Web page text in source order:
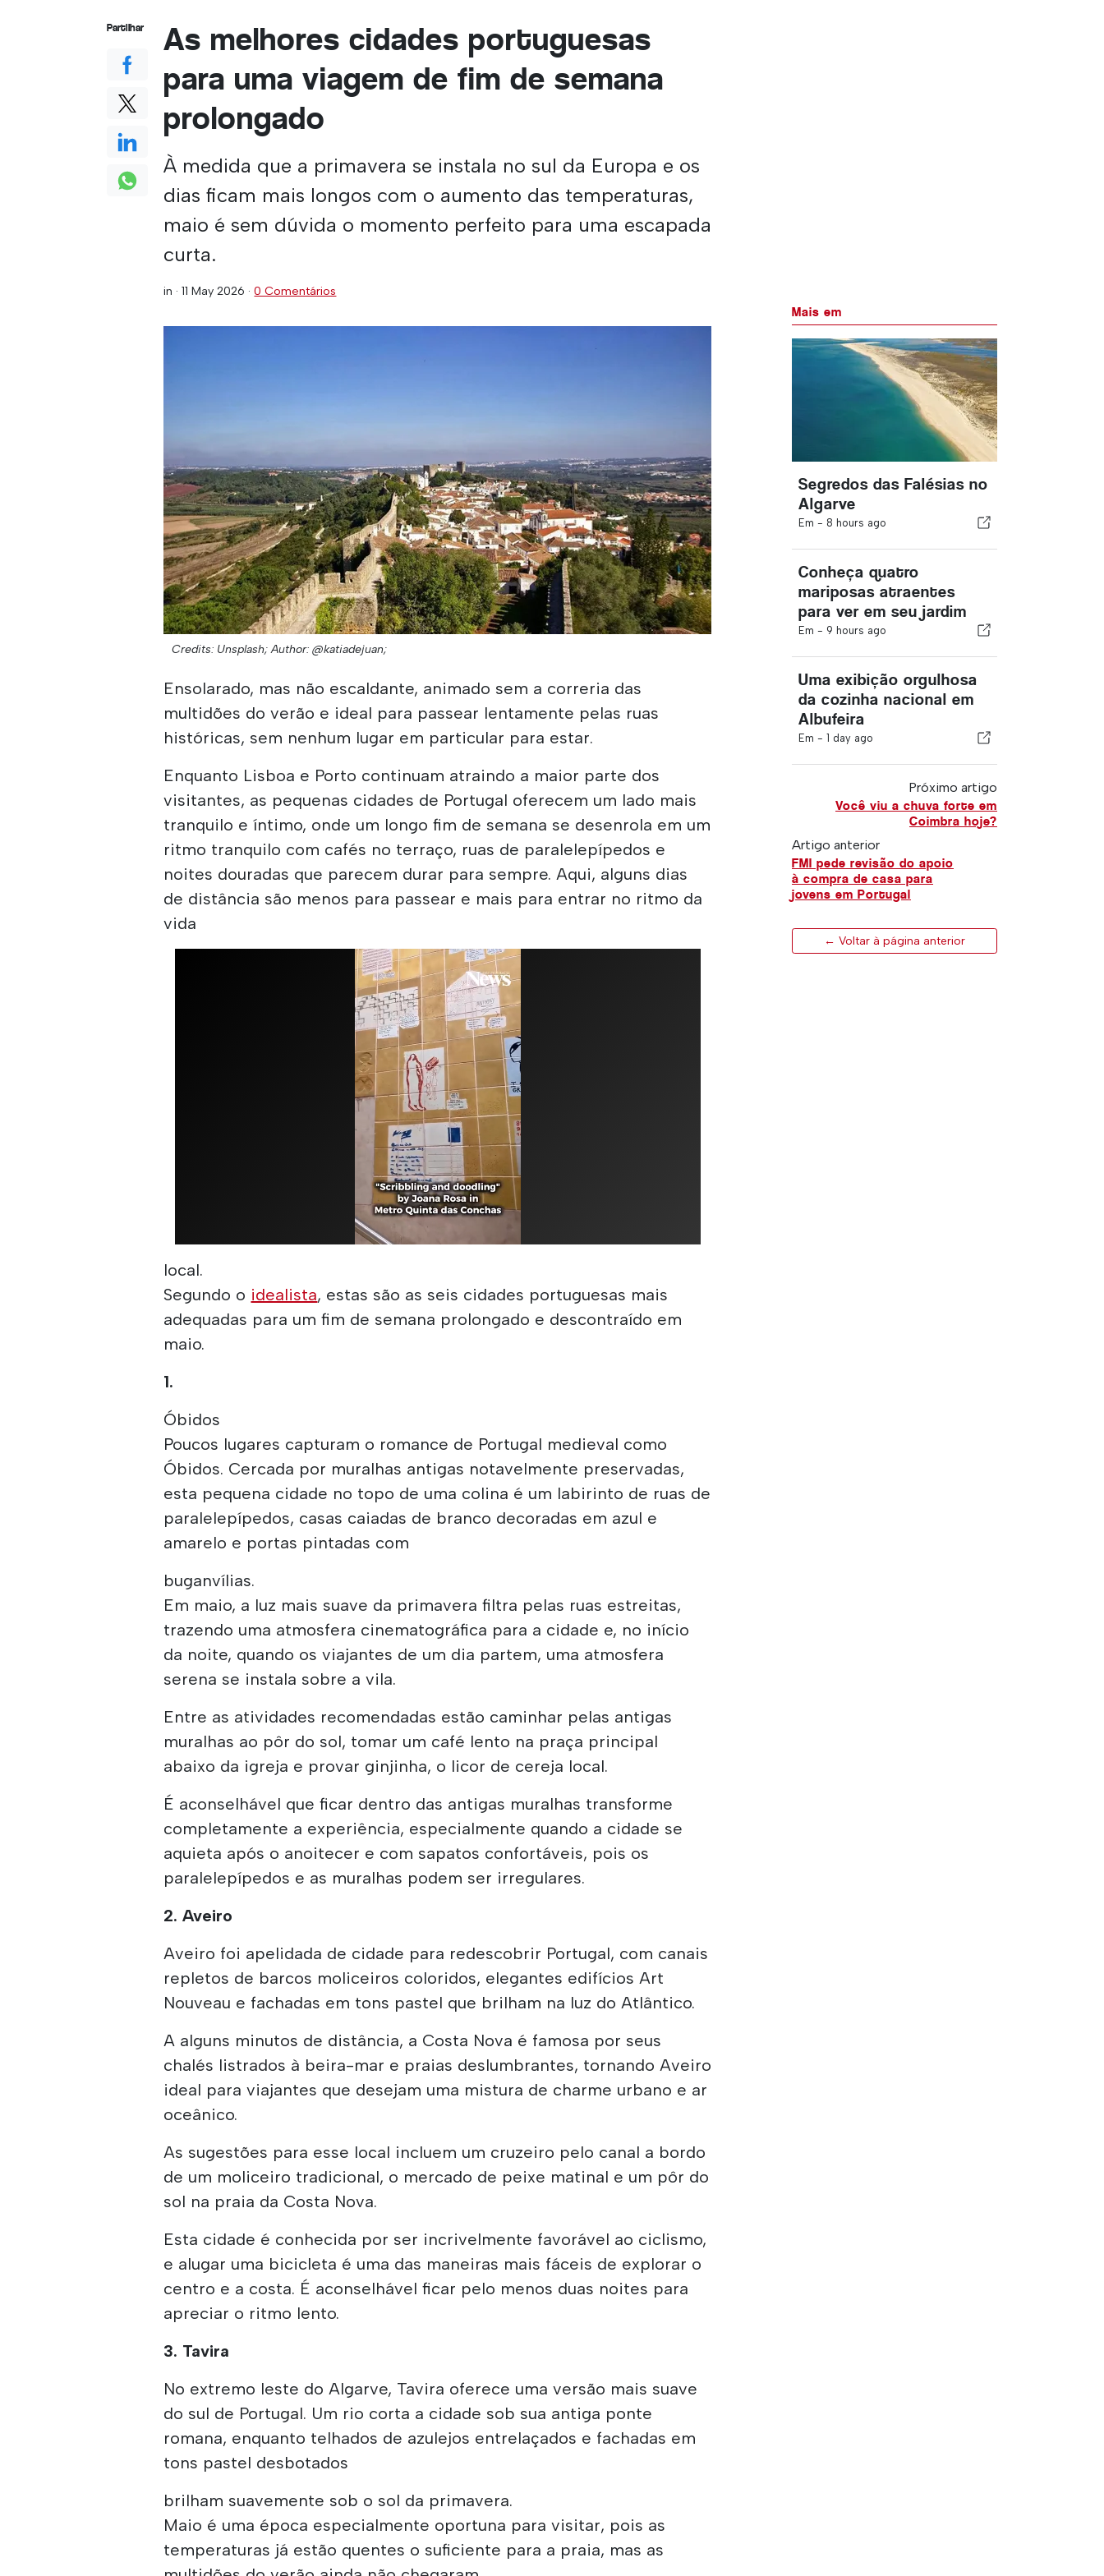
As melhores cidades portuguesas
para uma viagem de fim de semana
prolongado
À medida que a primavera se instala no sul da Europa e os
dias ficam mais longos com o aumento das temperaturas,
maio é sem dúvida o momento perfeito para uma escapada
curta.
in ·11 May 2026 ·0 Comentários
Credits: Unsplash; Author: @katiadejuan;
Ensolarado, mas não escaldante, animado sem a correria das
multidões do verão e ideal para passear lentamente pelas ruas
históricas, sem nenhum lugar em particular para estar.
Enquanto Lisboa e Porto continuam atraindo a maior parte dos
visitantes, as pequenas cidades de Portugal oferecem um lado mais
tranquilo e íntimo, onde um longo fim de semana se desenrola em um
ritmo tranquilo com cafés no terraço, ruas de paralelepípedos e
noites douradas que parecem durar para sempre. Aqui, alguns dias
de distância são menos para passear e mais para entrar no ritmo da
vida
local.
Segundo o idealista, estas são as seis cidades portuguesas mais
adequadas para um fim de semana prolongado e descontraído em
maio.
1.
Óbidos
Poucos lugares capturam o romance de Portugal medieval como
Óbidos. Cercada por muralhas antigas notavelmente preservadas,
esta pequena cidade no topo de uma colina é um labirinto de ruas de
paralelepípedos, casas caiadas de branco decoradas em azul e
amarelo e portas pintadas com
buganvílias.
Em maio, a luz mais suave da primavera filtra pelas ruas estreitas,
trazendo uma atmosfera cinematográfica para a cidade e, no início
da noite, quando os viajantes de um dia partem, uma atmosfera
serena se instala sobre a vila.
Entre as atividades recomendadas estão caminhar pelas antigas
muralhas ao pôr do sol, tomar um café lento na praça principal
abaixo da igreja e provar ginjinha, o licor de cereja local.
É aconselhável que ficar dentro das antigas muralhas transforme
completamente a experiência, especialmente quando a cidade se
aquieta após o anoitecer e com sapatos confortáveis, pois os
paralelepípedos e as muralhas podem ser irregulares.
2. Aveiro
Aveiro foi apelidada de cidade para redescobrir Portugal, com canais
repletos de barcos moliceiros coloridos, elegantes edifícios Art
Nouveau e fachadas em tons pastel que brilham na luz do Atlântico.
A alguns minutos de distância, a Costa Nova é famosa por seus
chalés listrados à beira-mar e praias deslumbrantes, tornando Aveiro
ideal para viajantes que desejam uma mistura de charme urbano e ar
oceânico.
As sugestões para esse local incluem um cruzeiro pelo canal a bordo
de um moliceiro tradicional, o mercado de peixe matinal e um pôr do
sol na praia da Costa Nova.
Esta cidade é conhecida por ser incrivelmente favorável ao ciclismo,
e alugar uma bicicleta é uma das maneiras mais fáceis de explorar o
centro e a costa. É aconselhável ficar pelo menos duas noites para
apreciar o ritmo lento.
3. Tavira
No extremo leste do Algarve, Tavira oferece uma versão mais suave
do sul de Portugal. Um rio corta a cidade sob sua antiga ponte
romana, enquanto telhados de azulejos entrelaçados e fachadas em
tons pastel desbotados
brilham suavemente sob o sol da primavera.
Maio é uma época especialmente oportuna para visitar, pois as
temperaturas já estão quentes o suficiente para a praia, mas as
Partilhar
Mais em
Segredos das Falésias no
Algarve
Em - 8 hours ago
Conheça quatro
mariposas atraentes
para ver em seu jardim
Em - 9 hours ago
Uma exibição orgulhosa
da cozinha nacional em
Albufeira
Em - 1 day ago
Próximo artigo
Você viu a chuva forte em
Coimbra hoje?
Artigo anterior
FMI pede revisão do apoio
à compra de casa para
jovens em Portugal
← Voltar à página anterior